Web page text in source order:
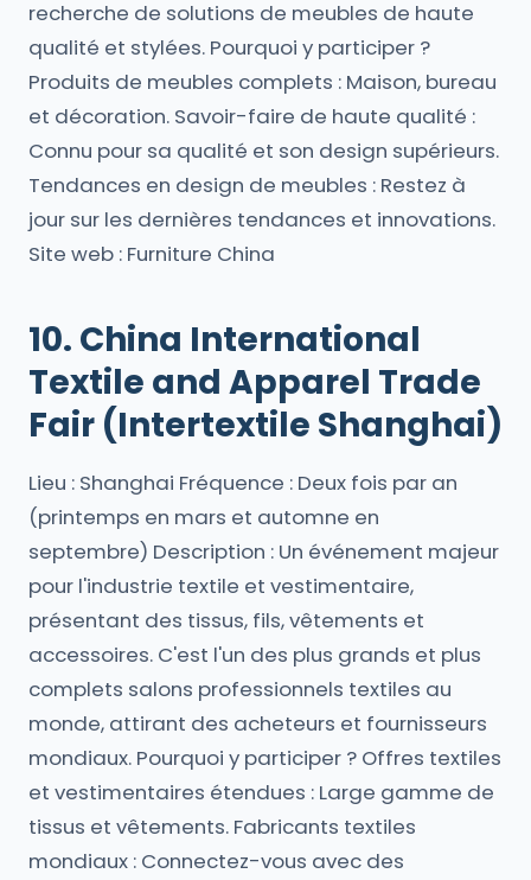
recherche de solutions de meubles de haute
qualité et stylées. Pourquoi y participer ?
Produits de meubles complets : Maison, bureau
et décoration. Savoir-faire de haute qualité :
Connu pour sa qualité et son design supérieurs.
Tendances en design de meubles : Restez à
jour sur les dernières tendances et innovations.
Site web : Furniture China
10. China International
Textile and Apparel Trade
Fair (Intertextile Shanghai)
Lieu : Shanghai Fréquence : Deux fois par an
(printemps en mars et automne en
septembre) Description : Un événement majeur
pour l'industrie textile et vestimentaire,
présentant des tissus, fils, vêtements et
accessoires. C'est l'un des plus grands et plus
complets salons professionnels textiles au
monde, attirant des acheteurs et fournisseurs
mondiaux. Pourquoi y participer ? Offres textiles
et vestimentaires étendues : Large gamme de
tissus et vêtements. Fabricants textiles
mondiaux : Connectez-vous avec des